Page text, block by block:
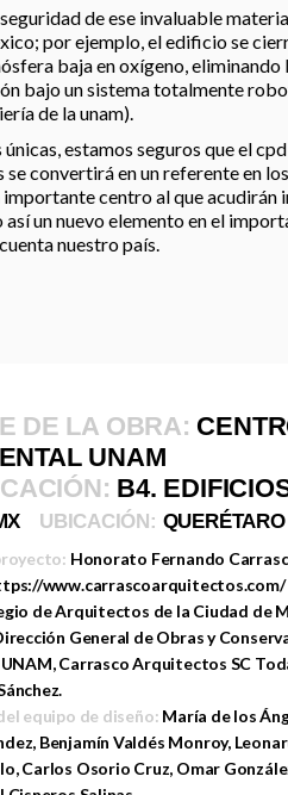
de ese invaluable
por ejemplo, el edificio se
baja en oxígeno, eliminando
bajo un sistema totalmente
de la unam).
estamos seguros que el
convertirá en un referente en
centro al que acudirán
un nuevo elemento en el
nuestro país.
DE LA OBRA:
UNAM
B4.
UBICACIÓN: QUERÉTARO
Honorato Fernando
www.carrascoarquitectos.com/
de Arquitectos de la Ciudad de
General de Obras y
Carrasco Arquitectos SC
equipo de diseño: María de los
Benjamín Valdés Monroy,
Carlos Osorio Cruz, Omar